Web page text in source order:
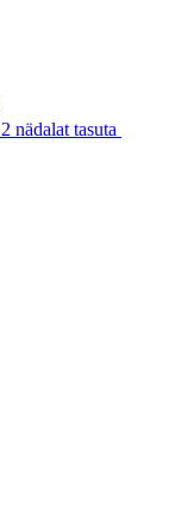
nädalat tasuta